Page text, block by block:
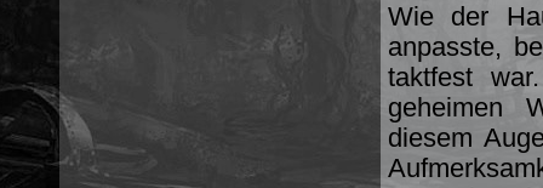
Wie der
anpasste,
taktfest
geheimen
diesem